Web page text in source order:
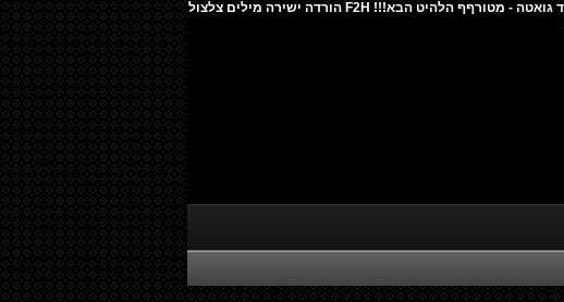
הרמיקס החדש של דוד גואטה - מטורףף הלהיט הבא!!! F2H הורדה ישירה מילים צלצול